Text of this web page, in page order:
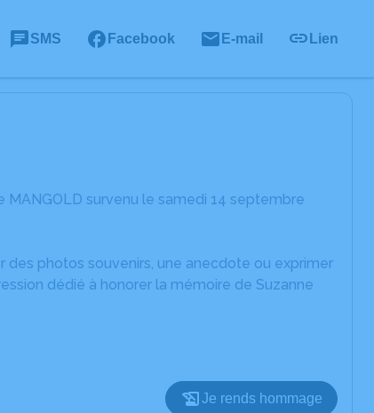
SMS Facebook E-mail Lien
MANGOLD survenu le samedi 14 septembre
des photos souvenirs, une anecdote ou exprimer
dédié à honorer la mémoire de Suzanne
Je rends hommage